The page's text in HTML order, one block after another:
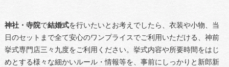
神社・寺院で結婚式を行いたいとお考えでしたら、衣装や小物、当
日のセットまで全て安心のワンプライスでご利用いただける、神前
挙式専門店三々九度をご利用ください。挙式内容や所要時間をはじ
めとする様々な細かいルール・情報等を、事前にしっかりと新郎新